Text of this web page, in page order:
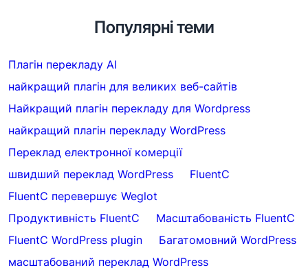
Популярні теми
Плагін перекладу AI
найкращий плагін для великих веб-сайтів
Найкращий плагін перекладу для Wordpress
найкращий плагін перекладу WordPress
Переклад електронної комерції
швидший переклад WordPress
FluentC
FluentC перевершує Weglot
Продуктивність FluentC
Масштабованість FluentC
FluentC WordPress plugin
Багатомовний WordPress
масштабований переклад WordPress